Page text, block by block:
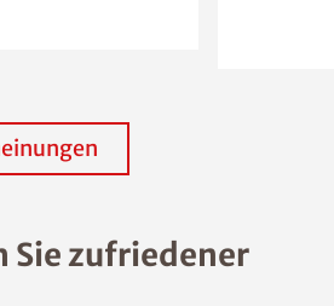
Sie zufriedener